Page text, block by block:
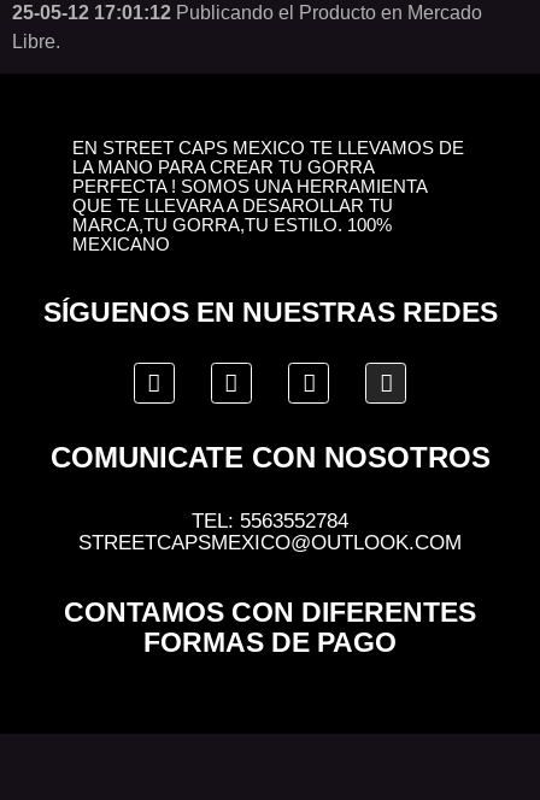
25-05-12 17:01:12 Publicando el Producto en Mercado
Libre.
EN STREET CAPS MEXICO TE LLEVAMOS DE
LA MANO PARA CREAR TU GORRA
PERFECTA ! SOMOS UNA HERRAMIENTA
QUE TE LLEVARA A DESAROLLAR TU
MARCA,TU GORRA,TU ESTILO. 100%
MEXICANO
SÍGUENOS EN NUESTRAS REDES
COMUNICATE CON NOSOTROS
TEL: 5563552784
STREETCAPSMEXICO@OUTLOOK.COM
CONTAMOS CON DIFERENTES
FORMAS DE PAGO